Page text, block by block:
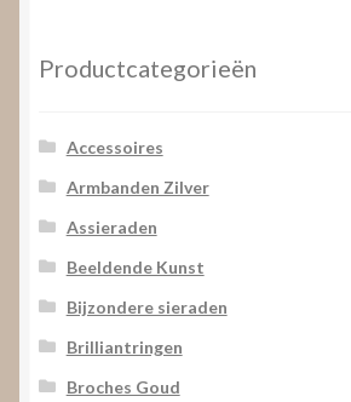
Productcategorieën
Accessoires
Armbanden Zilver
Assieraden
Beeldende Kunst
Bijzondere sieraden
Brilliantringen
Broches Goud